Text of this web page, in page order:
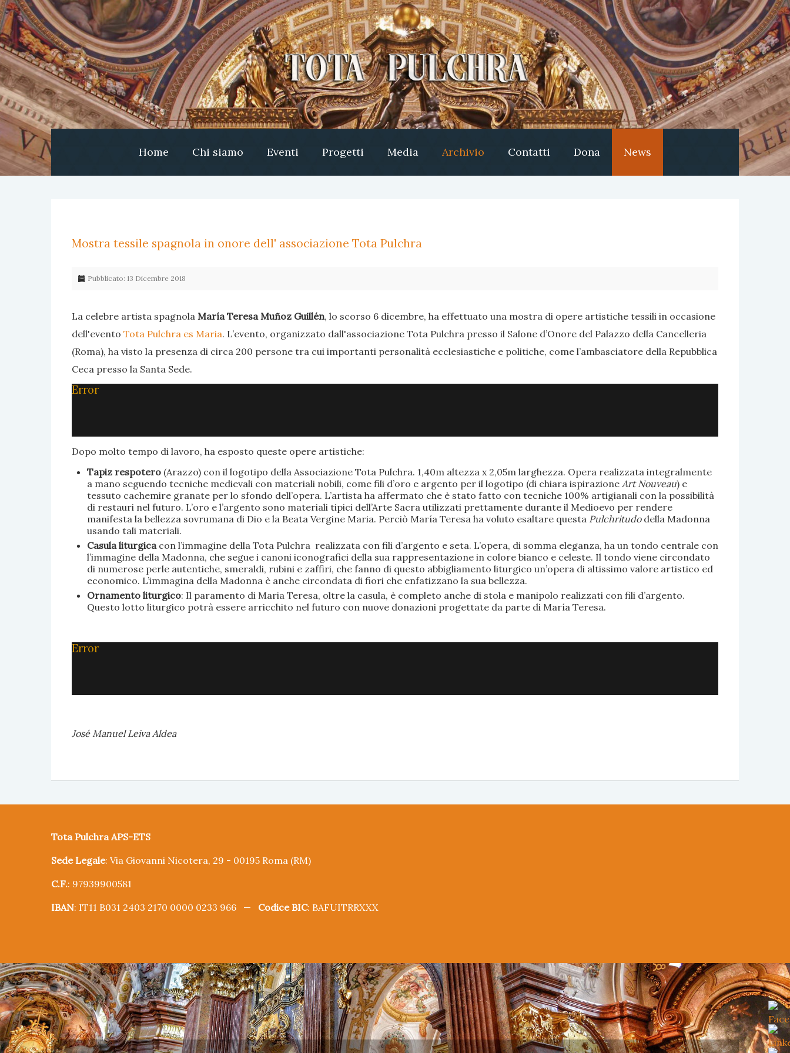
Home Chi siamo Eventi Progetti Media Archivio Contatti Dona News
Mostra tessile spagnola in onore dell' associazione Tota Pulchra
Pubblicato: 13 Dicembre 2018
La celebre artista spagnola María Teresa Muñoz Guillén, lo scorso 6 dicembre, ha effettuato una mostra di opere artistiche tessili in occasione
dell'evento Tota Pulchra es Maria. L’evento, organizzato dall'associazione Tota Pulchra presso il Salone d’Onore del Palazzo della Cancelleria
(Roma), ha visto la presenza di circa 200 persone tra cui importanti personalità ecclesiastiche e politiche, come l’ambasciatore della Repubblica
Ceca presso la Santa Sede.
Error
Dopo molto tempo di lavoro, ha esposto queste opere artistiche:
Tapiz respotero(Arazzo) con il logotipo della Associazione Tota Pulchra. 1,40m altezza x 2,05m larghezza. Opera realizzata integralmente
a mano seguendo tecniche medievali con materiali nobili, come fili d’oro e argento per il logotipo (di chiara ispirazione Art Nouveau) e
tessuto cachemire granate per lo sfondo dell’opera. L’artista ha affermato che è stato fatto con tecniche 100% artigianali con la possibilità
di restauri nel futuro. L’oro e l’argento sono materiali tipici dell’Arte Sacra utilizzati prettamente durante il Medioevo per rendere
manifesta la bellezza sovrumana di Dio e la Beata Vergine Maria. Perciò María Teresa ha voluto esaltare questa Pulchritudo della Madonna
usando tali materiali.
Casula liturgica con l’immagine della Tota Pulchra realizzata con fili d’argento e seta. L’opera, di somma eleganza, ha un tondo centrale con
l’immagine della Madonna, che segue i canoni iconografici della sua rappresentazione in colore bianco e celeste. Il tondo viene circondato
di numerose perle autentiche, smeraldi, rubini e zaffiri, che fanno di questo abbigliamento liturgico un’opera di altissimo valore artistico ed
economico. L’immagina della Madonna è anche circondata di fiori che enfatizzano la sua bellezza.
Ornamento liturgico: Il paramento di Maria Teresa, oltre la casula, è completo anche di stola e manipolo realizzati con fili d’argento.
Questo lotto liturgico potrà essere arricchito nel futuro con nuove donazioni progettate da parte di María Teresa.
Error
José Manuel Leiva Aldea
Tota Pulchra APS-ETS
Sede Legale: Via Giovanni Nicotera, 29 - 00195 Roma (RM)
C.F.: 97939900581
IBAN: IT11 B031 2403 2170 0000 0233 966 — Codice BIC: BAFUITRRXXX